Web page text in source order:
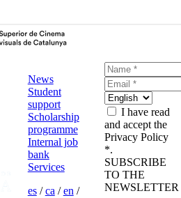
News
Student
support
Scholarship
programme
Internal job
bank
Services
es/ca /en /
I have read
and accept the
Privacy Policy
*.
SUBSCRIBE
TO THE
NEWSLETTER